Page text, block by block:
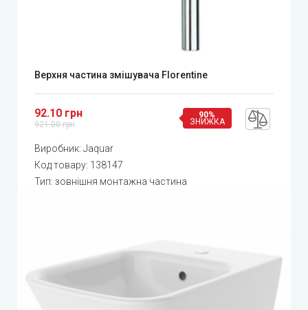
Верхня частина змішувача Florentine
92.10 грн
921.00 грн
90%
ЗНИЖКА
Виробник: Jaquar
Код товару: 138147
Тип: зовнішня монтажна частина